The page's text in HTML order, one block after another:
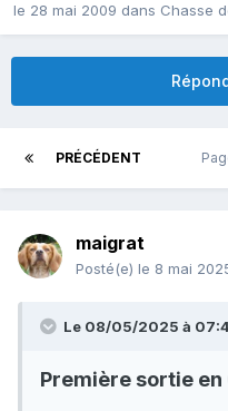
le 28 mai 2009 dans Chasse
PRÉCÉDENT
maigrat
Posté(e) le 8 mai
Le 08/05/2025 à
Première sortie